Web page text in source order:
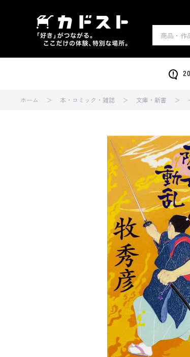
ホーム 本・コミック・雑誌 文庫・新書